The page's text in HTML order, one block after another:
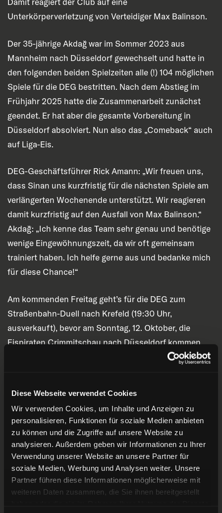
Diese Webseite verwendet Cookies
Wir verwenden Cookies, um Inhalte und Anzeigen zu
personalisieren, Funktionen für soziale Medien anbieten
zu können und die Zugriffe auf unsere Website zu
analysieren. Außerdem geben wir Informationen zu Ihrer
Verwendung unserer Website an unsere Partner für
soziale Medien, Werbung und Analysen weiter. Unsere
Partner führen diese Informationen möglicherweise mit
weiteren Daten zusammen, die Sie ihnen bereitgestellt
Unterkörperverletzung von Verteidiger Max Balinson.
Der 35-jährige Akdağ war im Sommer 2023 aus
Mannheim nach Düsseldorf gewechselt und hatte in
den folgenden beiden Spielzeiten alle (!) 104 möglichen
Spiele für die DEG bestritten. Nach dem Abstieg im
Frühjahr 2025 hatte die Zusammenarbeit zunächst
geendet. Er hat aber die gesamte Vorbereitung in
Düsseldorf absolviert. Nun also das „Comeback“ auch
auf Liga-Eis.
DEG-Geschäftsführer Rick Amann: „Wir freuen uns,
dass Sinan uns kurzfristig für die nächsten Spiele am
verlängerten Wochenende unterstützt. Wir reagieren
damit kurzfristig auf den Ausfall von Max Balinson.“
Akdağ: „Ich kenne das Team sehr genau und benötige
wenige Eingewöhnungszeit, da wir oft gemeinsam
trainiert haben. Ich helfe gerne aus und bedanke mich
für diese Chance!“
Am kommenden Freitag geht’s für die DEG zum
Straßenbahn-Duell nach Krefeld (19:30 Uhr,
ausverkauft), bevor am Sonntag, 12. Oktober, die
Eispiraten Crimmitschau nach Düsseldorf kommen
(17:00 Uhr). Nur zwei Tage später, am Dienstag, 14.
Heimspiele unterwww.degtickets.de
Tageskasse.
Willkommen zurück, Sinan!